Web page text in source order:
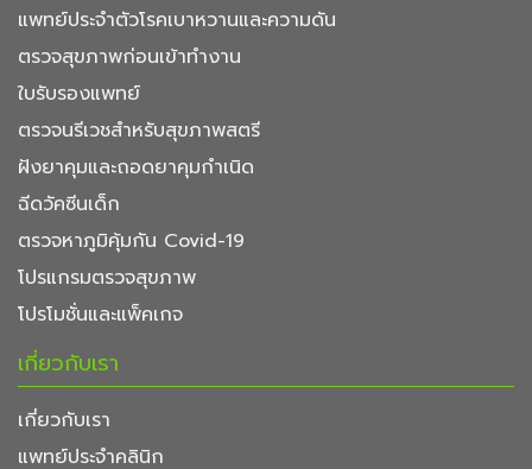
แพทย์ประจำตัวโรคเบาหวานและความดัน
ตรวจสุขภาพก่อนเข้าทำงาน
ใบรับรองแพทย์
ตรวจนรีเวชสำหรับสุขภาพสตรี
ฝังยาคุมและถอดยาคุมกำเนิด
ฉีดวัคซีนเด็ก
ตรวจหาภูมิคุ้มกัน Covid-19
โปรแกรมตรวจสุขภาพ
โปรโมชั่นและแพ็คเกจ
เกี่ยวกับเรา
เกี่ยวกับเรา
แพทย์ประจำคลินิก